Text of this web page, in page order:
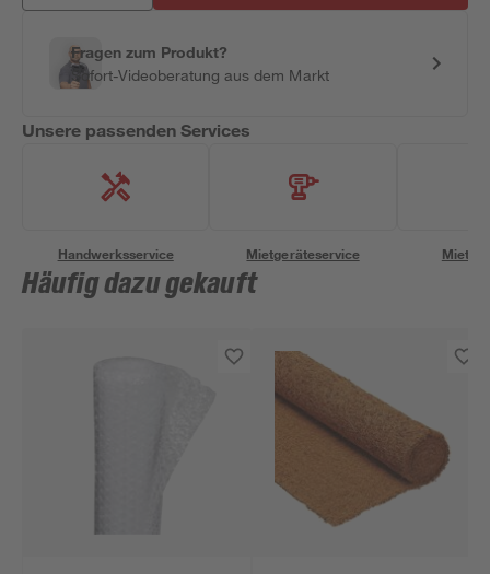
Fragen zum Produkt?
Sofort-Videoberatung aus dem Markt
Unsere passenden Services
Handwerksservice Mietgeräteservice
Häufig dazu gekauft